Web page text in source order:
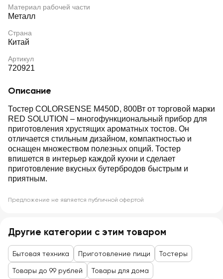
Материал рабочей части
Металл
Страна
Китай
Артикул
720921
Описание
Тостер COLORSENSE M450D, 800Вт от торговой марки
RED SOLUTION – многофункциональный прибор для
приготовления хрустящих ароматных тостов. Он
отличается стильным дизайном, компактностью и
оснащен множеством полезных опций. Тостер
впишется в интерьер каждой кухни и сделает
приготовление вкусных бутербродов быстрым и
приятным.
Предложение не является публичной офертой
Другие категории с этим товаром
Бытовая техника Приготовление пищи Тостеры
Товары до 99 рублей Товары для дома